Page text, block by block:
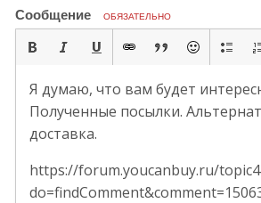
Сообщение ОБЯЗАТЕЛЬНО
Я думаю, что вам будет
Полученные посылки.
доставка.
https://forum.youcanbuy.ru/